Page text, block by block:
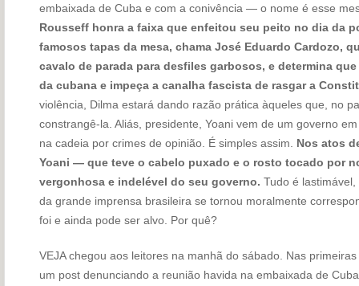
embaixada de Cuba e com a conivência — o nome é esse
Rousseff honra a faixa que enfeitou seu peito no dia da
famosos tapas da mesa, chama José Eduardo Cardozo,
cavalo de parada para desfiles garbosos, e determina
da cubana e impeça a canalha fascista de rasgar a
violência, Dilma estará dando razão prática àqueles que, no
constrangê-la. Aliás, presidente, Yoani vem de um governo
na cadeia por crimes de opinião. É simples assim. Nos atos
Yoani — que teve o cabelo puxado e o rosto tocado por
vergonhosa e indelével do seu governo. Tudo é
da grande imprensa brasileira se tornou moralmente
foi e ainda pode ser alvo. Por quê?
VEJA chegou aos leitores na manhã do sábado. Nas
um post denunciando a reunião havida na embaixada de